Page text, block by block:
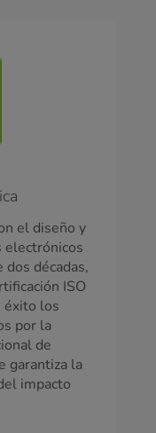
el diseño y
electrónicos
décadas,
ISO
éxito los
por la
de
garantiza la
impacto